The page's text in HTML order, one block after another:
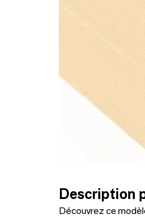
Description
Découvrez ce